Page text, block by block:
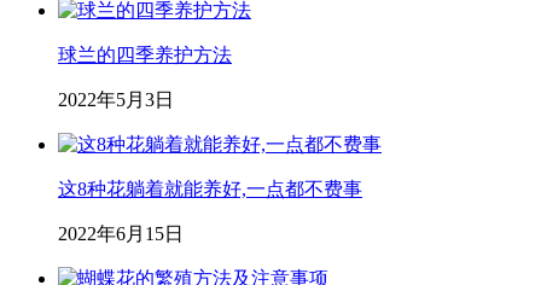
球兰的四季养护方法
2022年5月3日
这8种花躺着就能养好,一点都不费事
2022年6月15日